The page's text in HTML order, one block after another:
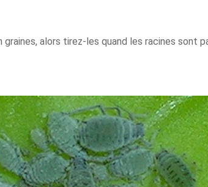
alors tirez-les quand les racines sont